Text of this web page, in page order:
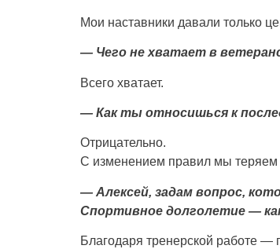
Мои наставники давали только
— Чего не хватает в
Всего хватает.
— Как ты относишься к
Отрицательно.
С изменением правил мы теряем
— Алексей, задам вопрос,
Спортивное долголетие —
Благодаря тренерской работе —